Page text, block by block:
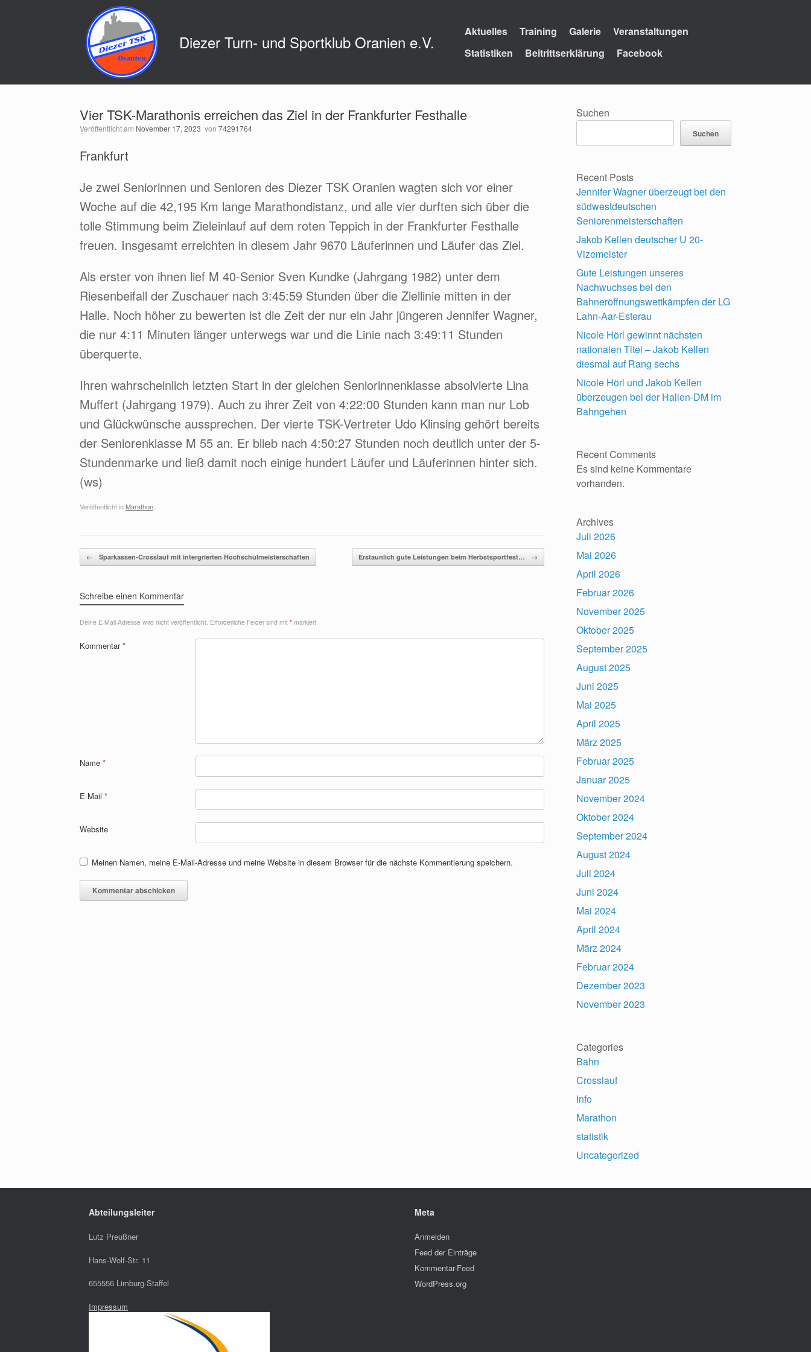
Diezer Turn- und Sportklub Oranien e.V.
Aktuelles Training Galerie
Veranstaltungen
Statistiken
Beitrittserklärung Facebook
Vier TSK-Marathonis erreichen das Ziel in der Frankfurter Festhalle
Veröffentlicht am November 17, 2023 von 74291764
Frankfurt
Je zwei Seniorinnen und Senioren des Diezer TSK Oranien wagten sich vor einer
Woche auf die 42,195 Km lange Marathondistanz, und alle vier durften sich über die
tolle Stimmung beim Zieleinlauf auf dem roten Teppich in der Frankfurter Festhalle
freuen. Insgesamt erreichten in diesem Jahr 9670 Läuferinnen und Läufer das Ziel.
Als erster von ihnen lief M 40-Senior Sven Kundke (Jahrgang 1982) unter dem
Riesenbeifall der Zuschauer nach 3:45:59 Stunden über die Ziellinie mitten in der
Halle. Noch höher zu bewerten ist die Zeit der nur ein Jahr jüngeren Jennifer Wagner,
die nur 4:11 Minuten länger unterwegs war und die Linie nach 3:49:11 Stunden
überquerte.
Ihren wahrscheinlich letzten Start in der gleichen Seniorinnenklasse absolvierte Lina
Muffert (Jahrgang 1979). Auch zu ihrer Zeit von 4:22:00 Stunden kann man nur Lob
und Glückwünsche aussprechen. Der vierte TSK-Vertreter Udo Klinsing gehört bereits
der Seniorenklasse M 55 an. Er blieb nach 4:50:27 Stunden noch deutlich unter der 5-
Stundenmarke und ließ damit noch einige hundert Läufer und Läuferinnen hinter sich.
(ws)
Veröffentlicht in Marathon
Beitragsnavigation
← Sparkassen-Crosslauf mit intergrierten Hochschulmeisterschaften Erstaunlich gute Leistungen beim Herbstsportfest… →
Schreibe einen Kommentar
Deine E-Mail-Adresse wird nicht veröffentlicht. Erforderliche Felder sind mit * markiert
Kommentar*
Name *
E-Mail *
Website
Meinen Namen, meine E-Mail-Adresse und meine Website in diesem Browser für die nächste Kommentierung speichern.
Suchen
Suchen
Recent Posts
Jennifer Wagner überzeugt bei den
südwestdeutschen
Seniorenmeisterschaften
Jakob Kellen deutscher U 20-
Vizemeister
Gute Leistungen unseres
Nachwuchses bei den
Bahneröffnungswettkämpfen der LG
Lahn-Aar-Esterau
Nicole Hörl gewinnt nächsten
nationalen Titel – Jakob Kellen
diesmal auf Rang sechs
Nicole Hörl und Jakob Kellen
überzeugen bei der Hallen-DM im
Bahngehen
Recent Comments
Es sind keine Kommentare
vorhanden.
Archives
Juli 2026
Mai 2026
April 2026
Februar 2026
November 2025
Oktober 2025
September 2025
August 2025
Juni 2025
Mai 2025
April 2025
März 2025
Februar 2025
Januar 2025
November 2024
Oktober 2024
September 2024
August 2024
Juli 2024
Juni 2024
Mai 2024
April 2024
März 2024
Februar 2024
Dezember 2023
November 2023
Categories
Bahn
Crosslauf
Info
Marathon
statistik
Uncategorized
Abteilungsleiter
Lutz Preußner
Hans-Wolf-Str. 11
655556 Limburg-Staffel
Impressum
Meta
Anmelden
Feed der Einträge
Kommentar-Feed
WordPress.org